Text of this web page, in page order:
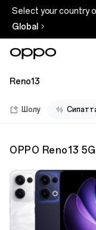
Select your country
Global
Reno13
Шолу
OPPO Reno13 5G